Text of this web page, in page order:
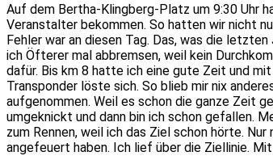
Auf dem Bertha-Klingberg-Platz um 9:30 Uhr
Veranstalter bekommen. So hatten wir nicht
Fehler war an diesen Tag. Das, was die
ich Öfterer mal abbremsen, weil kein
dafür. Bis km 8 hatte ich eine gute Zeit und
Transponder löste sich. So blieb mir nix
aufgenommen. Weil es schon die ganze Zeit
umgeknickt und dann bin ich schon gefallen.
zum Rennen, weil ich das Ziel schon hörte.
angefeuert haben. Ich lief über die Ziellinie.